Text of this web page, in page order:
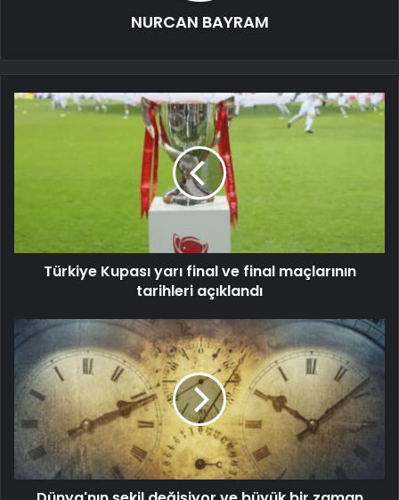
NURCAN BAYRAM
Türkiye Kupası yarı final ve final maçlarının
tarihleri açıklandı